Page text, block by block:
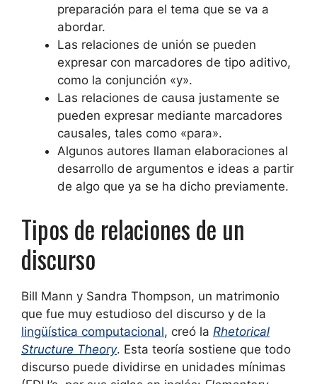
preparación para el tema que se va a
abordar.
Las relaciones de unión se pueden
expresar con marcadores de tipo aditivo,
como la conjunción «y».
Las relaciones de causa justamente se
pueden expresar mediante marcadores
causales, tales como «para».
Algunos autores llaman elaboraciones al
desarrollo de argumentos e ideas a partir
de algo que ya se ha dicho previamente.
Tipos de relaciones de un
discurso
Bill Mann y Sandra Thompson, un matrimonio
que fue muy estudioso del discurso y de la
lingüística computacional, creó la Rhetorical
Structure Theory. Esta teoría sostiene que todo
discurso puede dividirse en unidades mínimas